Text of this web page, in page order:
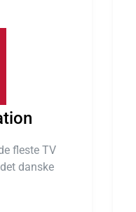
fleste TV
danske